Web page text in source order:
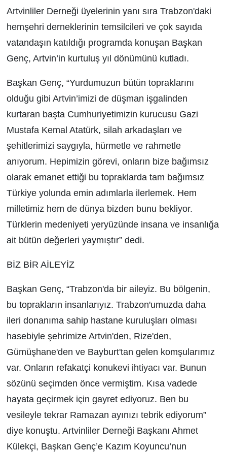
Artvinliler Derneği üyelerinin yanı sıra Trabzon'daki
hemşehri derneklerinin temsilcileri ve çok sayıda
vatandaşın katıldığı programda konuşan Başkan
Genç, Artvin’in kurtuluş yıl dönümünü kutladı.
Başkan Genç, “Yurdumuzun bütün topraklarını
olduğu gibi Artvin’imizi de düşman işgalinden
kurtaran başta Cumhuriyetimizin kurucusu Gazi
Mustafa Kemal Atatürk, silah arkadaşları ve
şehitlerimizi saygıyla, hürmetle ve rahmetle
anıyorum. Hepimizin görevi, onların bize bağımsız
olarak emanet ettiği bu topraklarda tam bağımsız
Türkiye yolunda emin adımlarla ilerlemek. Hem
milletimiz hem de dünya bizden bunu bekliyor.
Türklerin medeniyeti yeryüzünde insana ve insanlığa
ait bütün değerleri yaymıştır” dedi.
BİZ BİR AİLEYİZ
Başkan Genç, “Trabzon'da bir aileyiz. Bu bölgenin,
bu toprakların insanlarıyız. Trabzon'umuzda daha
ileri donanıma sahip hastane kuruluşları olması
hasebiyle şehrimize Artvin'den, Rize'den,
Gümüşhane'den ve Bayburt'tan gelen komşularımız
var. Onların refakatçi konukevi ihtiyacı var. Bunun
sözünü seçimden önce vermiştim. Kısa vadede
hayata geçirmek için gayret ediyoruz. Ben bu
vesileyle tekrar Ramazan ayınızı tebrik ediyorum”
diye konuştu. Artvinliler Derneği Başkanı Ahmet
Külekçi, Başkan Genç’e Kazım Koyuncu’nun